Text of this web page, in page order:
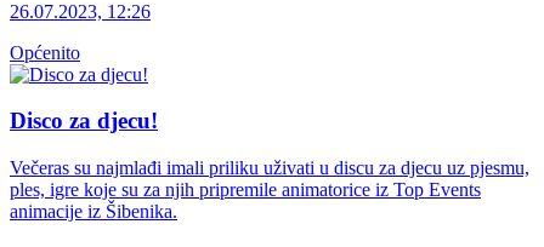
26.07.2023, 12:26
Općenito
Disco za djecu!
Večeras su najmlađi imali priliku uživati u discu za djecu uz pjesmu,
ples, igre koje su za njih pripremile animatorice iz Top Events
animacije iz Šibenika.